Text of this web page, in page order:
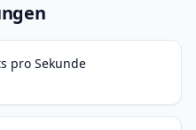
pro Sekunde